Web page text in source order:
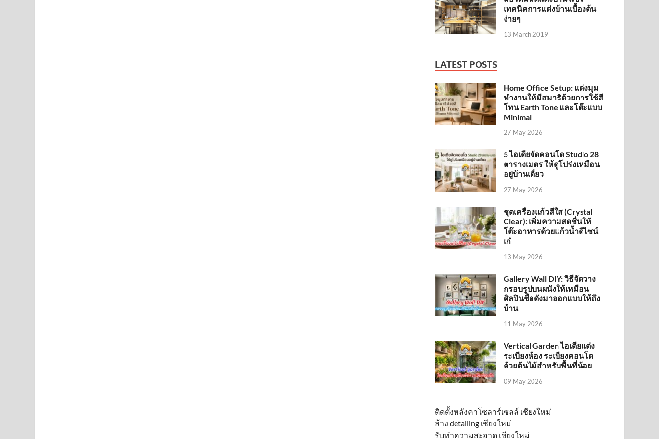
เทคนิคการแต่งบ้านเบื้องต้น
ง่ายๆ
13 March 2019
LATEST POSTS
Home Office Setup: แต่งมุม
ทำงานให้มีสมาธิด้วยการใช้สี
โทน Earth Tone และโต๊ะแบบ
Minimal
27 May 2026
5 ไอเดียจัดคอนโด Studio 28
ตารางเมตร ให้ดูโปร่งเหมือน
อยู่บ้านเดี่ยว
27 May 2026
ชุดเครื่องแก้วสีใส (Crystal
Clear): เพิ่มความสดชื่นให้
โต๊ะอาหารด้วยแก้วน้ำดีไซน์
เก๋
13 May 2026
Gallery Wall DIY: วิธีจัดวาง
กรอบรูปบนผนังให้เหมือน
ศิลปินชื่อดังมาออกแบบให้ถึง
บ้าน
11 May 2026
Vertical Garden ไอเดียแต่ง
ระเบียงห้อง ระเบียงคอนโด
ด้วยต้นไม้สำหรับพื้นที่น้อย
09 May 2026
ติดตั้งหลังคาโซลาร์เซลล์ เชียงใหม่
ล้าง detailing เชียงใหม่
รับทำความสะอาด เชียงใหม่